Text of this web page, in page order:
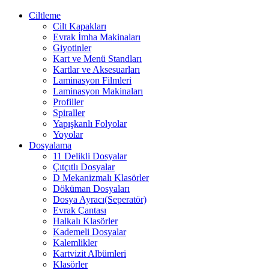
Ciltleme
Cilt Kapakları
Evrak İmha Makinaları
Giyotinler
Kart ve Menü Standları
Kartlar ve Aksesuarları
Laminasyon Filmleri
Laminasyon Makinaları
Profiller
Spiraller
Yapışkanlı Folyolar
Yoyolar
Dosyalama
11 Delikli Dosyalar
Çıtçıtlı Dosyalar
D Mekanizmalı Klasörler
Döküman Dosyaları
Dosya Ayracı(Seperatör)
Evrak Çantası
Halkalı Klasörler
Kademeli Dosyalar
Kalemlikler
Kartvizit Albümleri
Klasörler